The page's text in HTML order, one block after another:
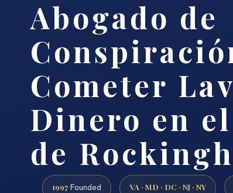
Abogado de
Cometer
Dinero en
de
1997 Founded VA · MD · DC · NJ · NY